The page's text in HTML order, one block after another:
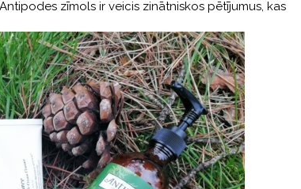
zīmols ir veicis zinātniskos pētījumus, kas